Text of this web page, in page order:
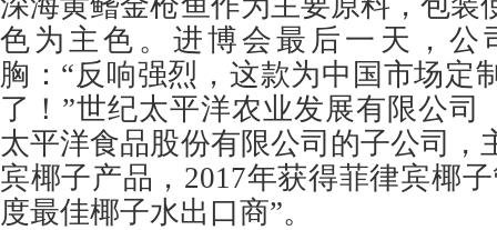
色为主色。进博会最后一天，公
胸：“反响强烈，这款为中国市场定
了！”世纪太平洋农业发展有限公司
太平洋食品股份有限公司的子公司，
宾椰子产品，2017年获得菲律宾椰
度最佳椰子水出口商”。